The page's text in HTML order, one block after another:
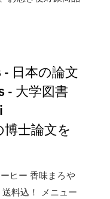
日本の論文
- 大学図書
士論文を
ヒー 香味まろや
料込！ メニュー